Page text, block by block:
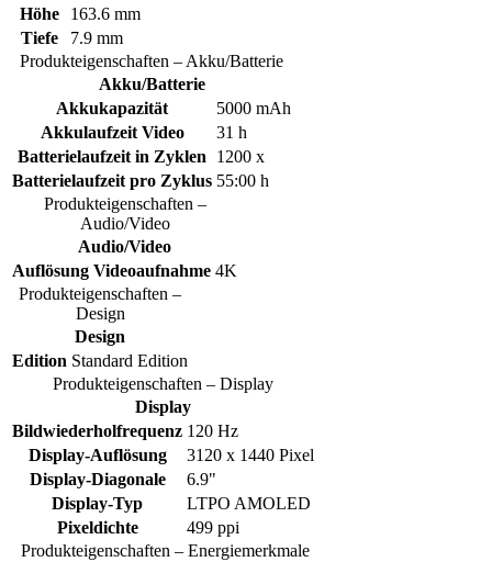
Höhe
163.6 mm
Tiefe
7.9 mm
Produkteigenschaften – Akku/Batterie
Akku/Batterie
Akkukapazität
5000 mAh
Akkulaufzeit Video
31 h
Batterielaufzeit in Zyklen
1200 x
Batterielaufzeit pro Zyklus 55:00 h
Produkteigenschaften –
Audio/Video
Audio/Video
Auflösung Videoaufnahme 4K
Produkteigenschaften –
Design
Design
Edition Standard Edition
Produkteigenschaften – Display
Display
Bildwiederholfrequenz 120 Hz
Display-Auflösung
3120 x 1440 Pixel
Display-Diagonale
6.9"
Display-Typ
LTPO AMOLED
Pixeldichte
499 ppi
Produkteigenschaften – Energiemerkmale